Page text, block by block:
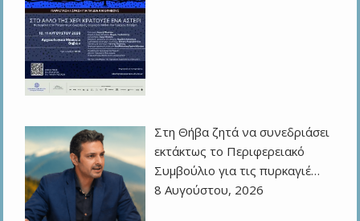
Στη Θήβα ζητά να συνεδριάσει
εκτάκτως το Περιφερειακό
Συμβούλιο για τις πυρκαγιέ…
8 Αυγούστου, 2026